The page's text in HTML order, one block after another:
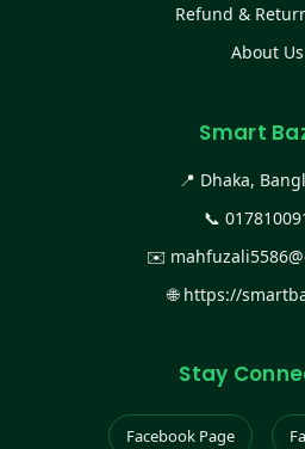
Refund &
About Us
Smart
📍 Dhaka,
📞
✉️
🌐 https://
Stay
Facebook Page